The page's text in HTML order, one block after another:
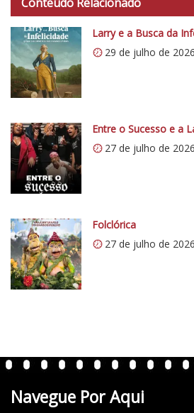
p
s
:
/
/
0
.
w
p
.
o
m
/
v
e
n
e
Larry e a Busca da
29 de julho de 2026
Entre o Sucesso e a
27 de julho de 2026
Folclórica
27 de julho de 2026
Navegue Por Aqui